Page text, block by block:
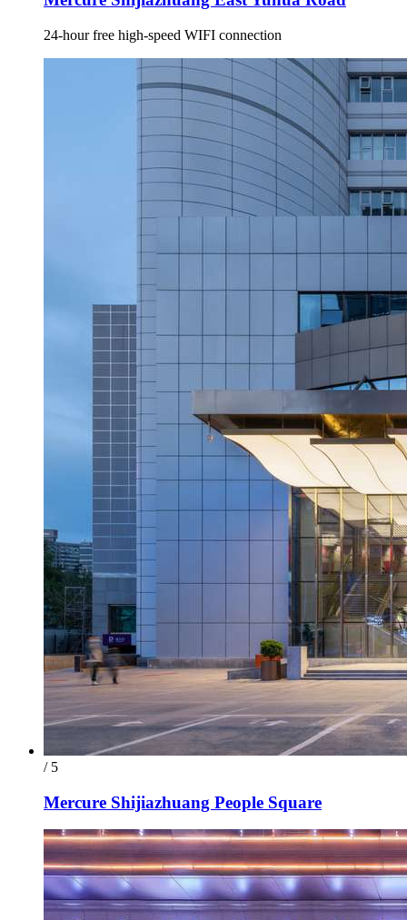
24-hour free high-speed WIFI connection
/ 5
Mercure Shijiazhuang People Square